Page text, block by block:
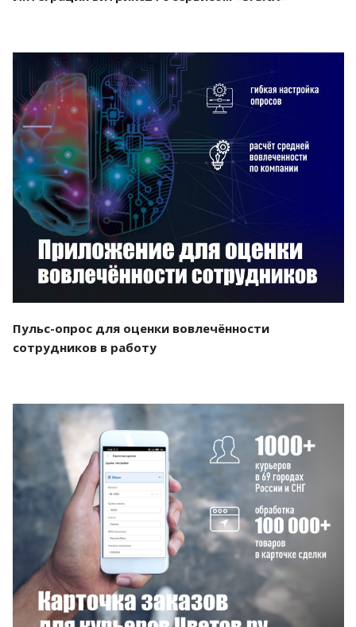
Смотреть проект
Пульс-опрос для оценки вовлечённости
сотрудников в работу
Смотреть проект